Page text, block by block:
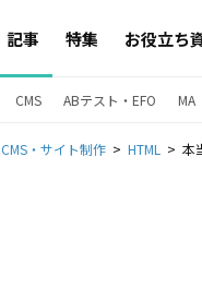
記事 特集 お役立ち
CMS ABテスト・EFO MA
CMS・サイト制作 HTML 本